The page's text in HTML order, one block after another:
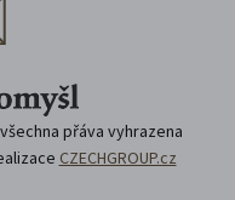
přáva vyhrazena
CZECHGROUP.cz